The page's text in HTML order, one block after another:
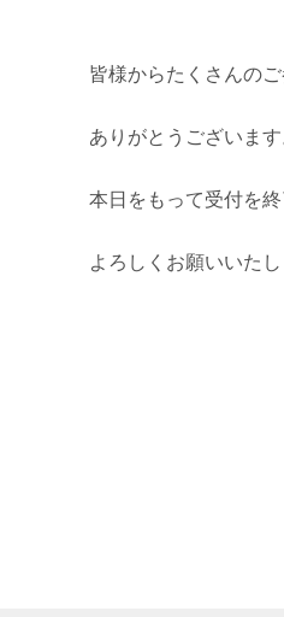
皆様からたくさんの
ありがとうございます
本日をもって受付を終
よろしくお願いいたし